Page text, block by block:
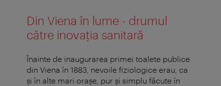
Din Viena în lume - drumul
către inovația sanitară
Înainte de inaugurarea primei toalete publice
din Viena în 1883, nevoile fiziologice erau, ca
și în alte mari orașe, pur și simplu făcute în